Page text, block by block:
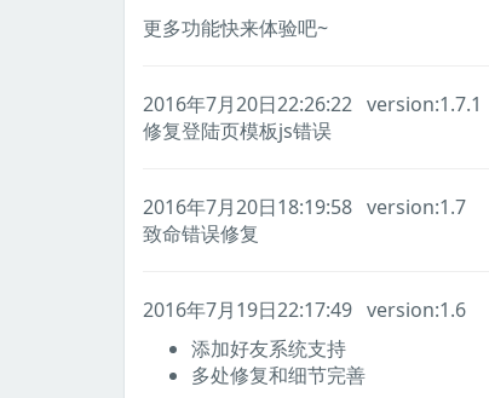
更多功能快来体验吧~
2016年7月20日22:26:22 version:1.7.1
修复登陆页模板js错误
2016年7月20日18:19:58 version:1.7
致命错误修复
2016年7月19日22:17:49 version:1.6
添加好友系统支持
多处修复和细节完善